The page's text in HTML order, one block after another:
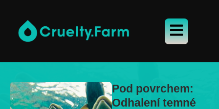
Pod povrchem:
Odhalení temné